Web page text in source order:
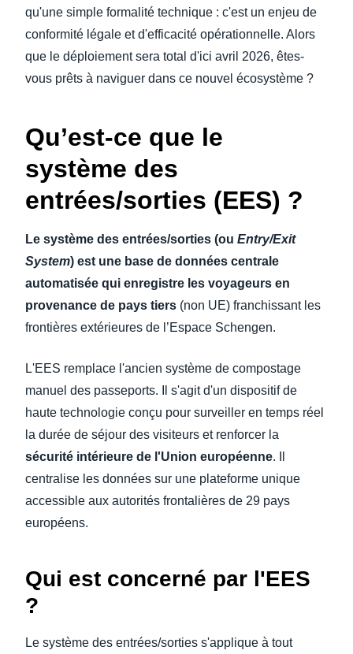
qu'une simple formalité technique : c'est un enjeu de
conformité légale et d'efficacité opérationnelle. Alors
que le déploiement sera total d'ici avril 2026, êtes-
vous prêts à naviguer dans ce nouvel écosystème ?
Qu’est-ce que le
système des
entrées/sorties (EES) ?
Le système des entrées/sorties (ou Entry/Exit
System) est une base de données centrale
automatisée qui enregistre les voyageurs en
provenance de pays tiers (non UE) franchissant les
frontières extérieures de l’Espace Schengen.
L'EES remplace l'ancien système de compostage
manuel des passeports. Il s'agit d'un dispositif de
haute technologie conçu pour surveiller en temps réel
la durée de séjour des visiteurs et renforcer la
sécurité intérieure de l'Union européenne. Il
centralise les données sur une plateforme unique
accessible aux autorités frontalières de 29 pays
européens.
Qui est concerné par l'EES
?
Le système des entrées/sorties s'applique à tout